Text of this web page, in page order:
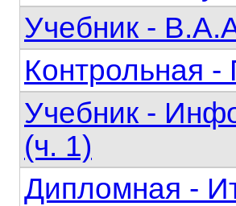
Учебник -
Контрольная
Учебник -
(ч. 1)
Дипломная -